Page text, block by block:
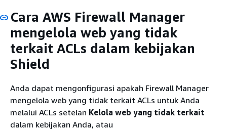
Cara AWS Firewall Manager
mengelola web yang tidak
terkait ACLs dalam kebijakan
Shield
Anda dapat mengonfigurasi apakah Firewall Manager
mengelola web yang tidak terkait ACLs untuk Anda
melalui ACLs setelan Kelola web yang tidak terkait
dalam kebijakan Anda, atau